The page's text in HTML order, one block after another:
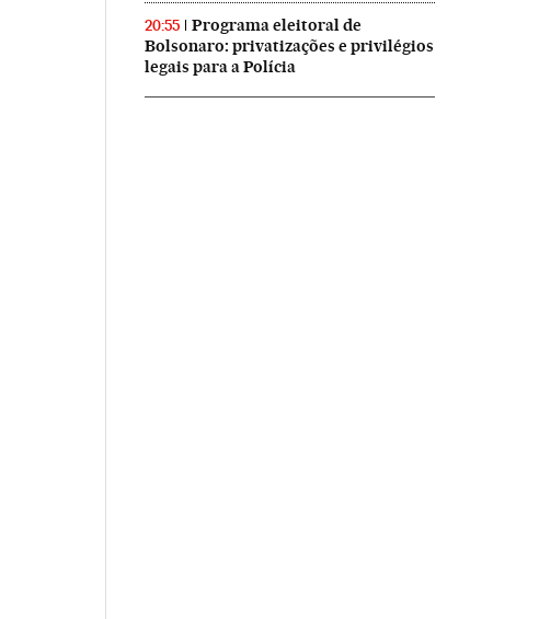
20:55
Programa eleitoral de
Bolsonaro: privatizações e privilégios
legais para a Polícia